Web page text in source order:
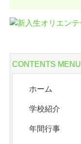
CONTENTS MENU
ホーム
学校紹介
年間行事